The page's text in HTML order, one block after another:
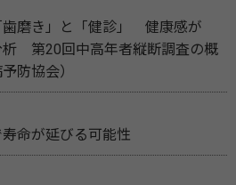
歯磨き」と「健診」 健康感が
析 第20回中高年者縦断調査の概
防協会）
命が延びる可能性